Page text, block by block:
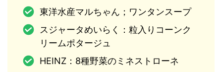
東洋水産マルちゃん；ワンタンスープ
スジャータめいらく：粒入りコーンク
リームポタージュ
HEINZ：8種野菜のミネストローネ